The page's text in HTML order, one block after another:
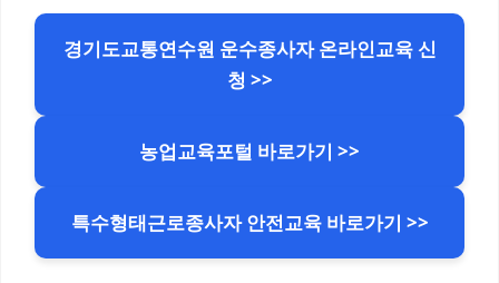
경기도교통연수원 운수종사자 온라인교육 신
청 >>
농업교육포털 바로가기 >>
특수형태근로종사자 안전교육 바로가기 >>